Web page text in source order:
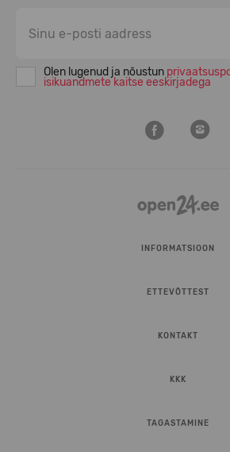
Olen lugenud ja nõustun
isikuandmete kaitse eeskirjadega
INFORMATSIOON
ETTEVÕTTEST
KONTAKT
KKK
TAGASTAMINE